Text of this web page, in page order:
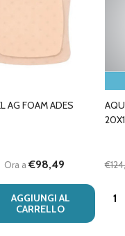
AG FOAM ADES
Ora a€98,49
AGGIUNGI AL
CARRELLO